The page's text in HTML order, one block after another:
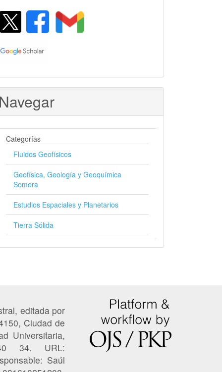
Navegar
Categorías
Fluidos Geofísicos
Geofísica, Geología y Geoquímica
Somera
Estudios Espaciales y Planetarios
Tierra Sólida
editada por
Ciudad de
Universitaria,
34. URL:
Saúl